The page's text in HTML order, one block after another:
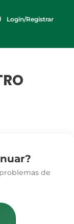
Login/Registrar
de